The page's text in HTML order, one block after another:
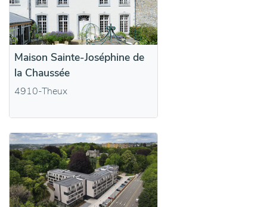
Maison Sainte-Joséphine de
la Chaussée
4910-Theux